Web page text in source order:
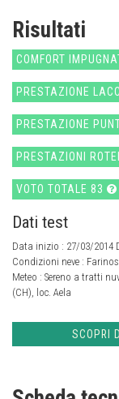
Risultati
COMFORT
PRESTAZIONE
PRESTAZIONE
PRESTAZIONI
VOTO TOTALE 83
Dati test
Data inizio : 27/03/2014
Condizioni neve :
Meteo : Sereno a tratti
(CH), loc. Aela
SCOPRI